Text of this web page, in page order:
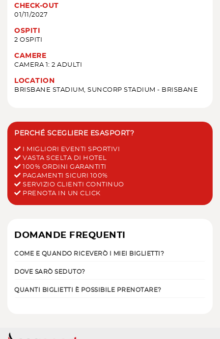
CHECK-OUT
01/11/2027
OSPITI
2 OSPITI
CAMERE
CAMERA 1: 2 ADULTI
LOCATION
BRISBANE STADIUM, SUNCORP STADIUM - BRISBANE
PERCHÉ SCEGLIERE ESASPORT?
I MIGLIORI EVENTI SPORTIVI
VASTA SCELTA DI HOTEL
100% ORDINI GARANTITI
PAGAMENTI SICURI 100%
SERVIZIO CLIENTI CONTINUO
PRENOTA IN UN CLICK
DOMANDE FREQUENTI
COME E QUANDO RICEVERÒ I MIEI BIGLIETTI?
DOVE SARÒ SEDUTO?
QUANTI BIGLIETTI È POSSIBILE PRENOTARE?